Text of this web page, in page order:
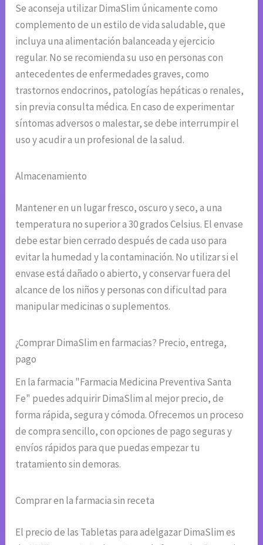
Se aconseja utilizar DimaSlim únicamente como
complemento de un estilo de vida saludable, que
incluya una alimentación balanceada y ejercicio
regular. No se recomienda su uso en personas con
antecedentes de enfermedades graves, como
trastornos endocrinos, patologías hepáticas o renales,
sin previa consulta médica. En caso de experimentar
síntomas adversos o malestar, se debe interrumpir el
uso y acudir a un profesional de la salud.
Almacenamiento
Mantener en un lugar fresco, oscuro y seco, a una
temperatura no superior a 30 grados Celsius. El envase
debe estar bien cerrado después de cada uso para
evitar la humedad y la contaminación. No utilizar si el
envase está dañado o abierto, y conservar fuera del
alcance de los niños y personas con dificultad para
manipular medicinas o suplementos.
¿Comprar DimaSlim en farmacias? Precio, entrega,
pago
En la farmacia "Farmacia Medicina Preventiva Santa
Fe" puedes adquirir DimaSlim al mejor precio, de
forma rápida, segura y cómoda. Ofrecemos un proceso
de compra sencillo, con opciones de pago seguras y
envíos rápidos para que puedas empezar tu
tratamiento sin demoras.
Comprar en la farmacia sin receta
El precio de las Tabletas para adelgazar DimaSlim es